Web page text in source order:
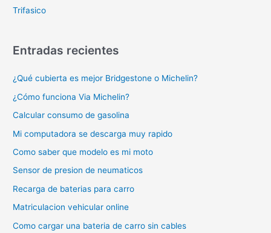
Trifasico
Entradas recientes
¿Qué cubierta es mejor Bridgestone o Michelin?
¿Cómo funciona Via Michelin?
Calcular consumo de gasolina
Mi computadora se descarga muy rapido
Como saber que modelo es mi moto
Sensor de presion de neumaticos
Recarga de baterias para carro
Matriculacion vehicular online
Como cargar una bateria de carro sin cables